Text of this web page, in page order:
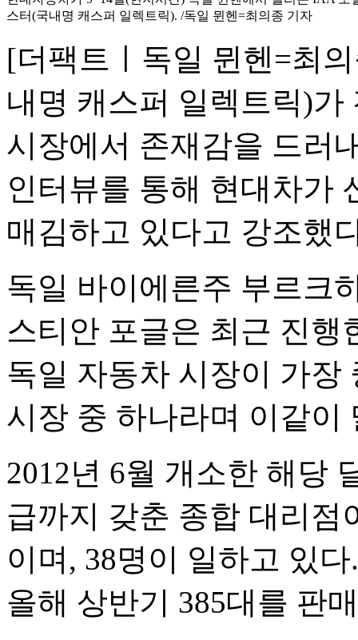
스터(국내명 캐스퍼 일렉트릭). /독일 뮌헨=최의종 기자
[더팩트ㅣ독일 뮌헨=최
내명 캐스퍼 일렉트릭)
시장에서 존재감을 드러
인터뷰를 통해 현대차가
매김하고 있다고 강조했
독일 바이에른주 부르크
스티안 포글은 최근 진행
독일 자동차 시장이 가장
시장 중 하나라며 이같이
2012년 6월 개소한 해당
급까지 갖춘 종합 대리점
이며, 38명이 일하고 있
올해 상반기 385대를 판